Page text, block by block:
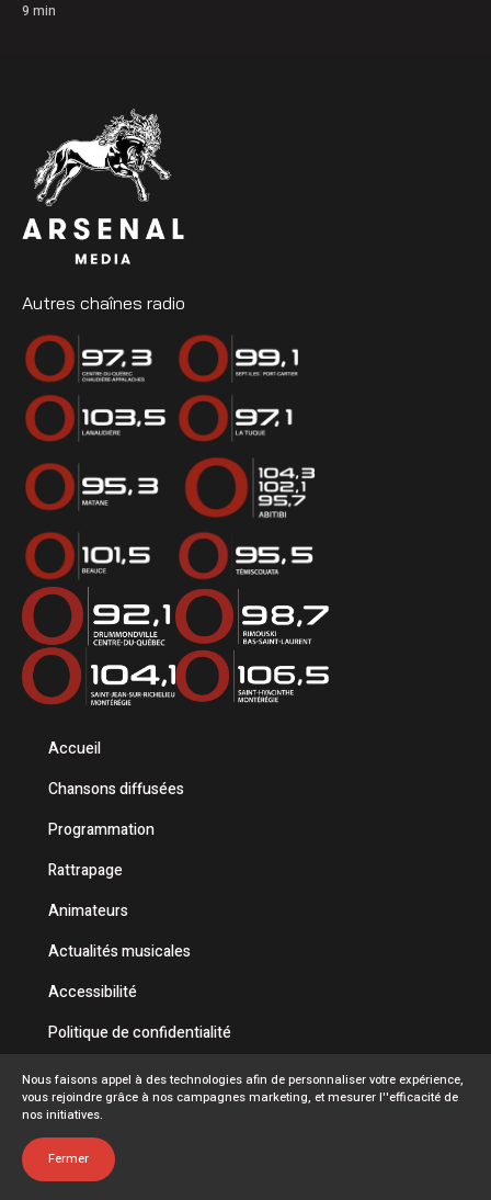
9 min
Autres chaînes radio
Accueil
Chansons diffusées
Programmation
Rattrapage
Animateurs
Actualités musicales
Accessibilité
Politique de confidentialité
Conditions d'utilisation
FAQ
Emplois
Nous faisons appel à des technologies afin de personnaliser votre expérience,
vous rejoindre grâce à nos campagnes marketing, et mesurer l''efficacité de
nos initiatives.
Fermer